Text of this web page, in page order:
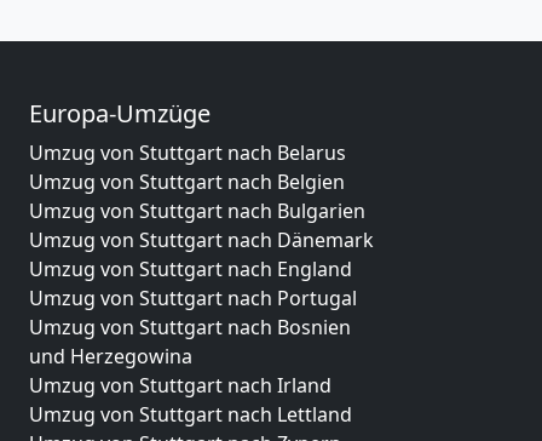
Europa-Umzüge
Umzug von Stuttgart nach Belarus
Umzug von Stuttgart nach Belgien
Umzug von Stuttgart nach Bulgarien
Umzug von Stuttgart nach Dänemark
Umzug von Stuttgart nach England
Umzug von Stuttgart nach Portugal
Umzug von Stuttgart nach Bosnien
und Herzegowina
Umzug von Stuttgart nach Irland
Umzug von Stuttgart nach Lettland